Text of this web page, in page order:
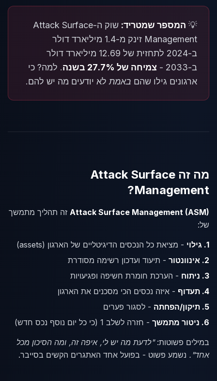
💡 המספר שמטריד:
שוק ה-Attack Surface
Management זינק מ-1.4 מיליארד דולר
ב-2024 לתחזית של 12.69 מיליארד דולר
ב-2033 -
צמיחה של 27.7% בשנה
. למה? כי
ארגונים גילו שהם באמת לא יודעים מה יש להם.
מה זה Attack Surface
Management?
Attack Surface Management (ASM) זה תהליך מתמשך
של:
1. גילוי
- מציאת כל הנכסים הדיגיטליים של הארגון (assets)
2. אינוונטור
- תיעוד ועדכון רשימה מסודרת
3. ניתוח
- הערכת חומרת חשיפה ופגיעויות
4. תעדוף
- איזה נכסים הכי מסכנים את הארגון
5. תיקון/הפחתה
- לסגור פערים
6. ניטור מתמשך
- חזרה לשלב 1 (כי כל יום נוסף נכס חדש)
במילים פשוטות:"לדעת מה יש לי, איפה זה, ומה הסיכון מכל
אחד". נשמע פשוט - בפועל אחד האתגרים הקשים בסייבר.